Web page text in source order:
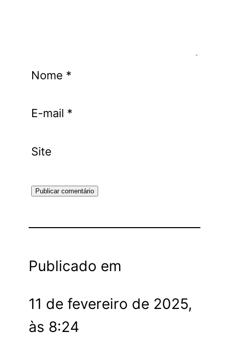
Nome *
E-mail *
Site
Publicado em
11 de fevereiro de 2025,
às 8:24